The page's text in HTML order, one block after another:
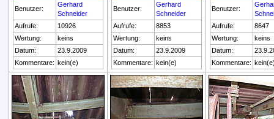
Benutzer:
Gerhard
Schneider
Aufrufe:
10926
Wertung:
keins
Datum:
23.9.2009
Kommentare: kein(e)
Benutzer:
Gerhard
Schneider
Aufrufe:
8853
Wertung:
keins
Datum:
23.9.2009
Kommentare: kein(e)
Benutzer:
Aufrufe:
8647
Wertung:
keins
Datum:
Kommentare: